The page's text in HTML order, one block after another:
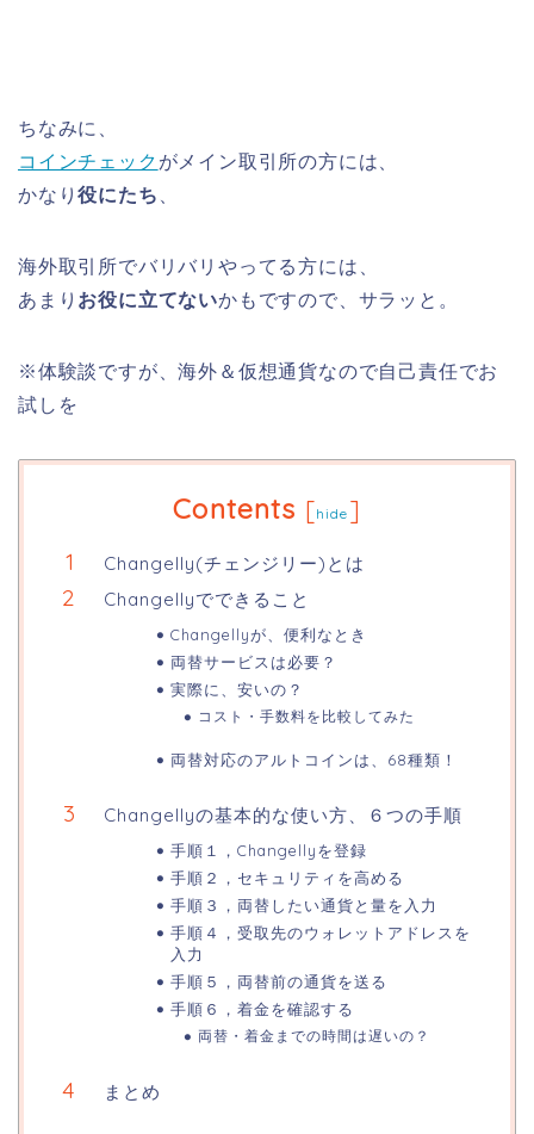
ちなみに、
コインチェック がメイン取引所の方には、
かなり役にたち
海外取引所でバリバリやってる方には、
あまり お役に立てないかもですので、サラッと。
※体験談ですが、海外＆仮想通貨なので自己責任でお
試しを
Contents [hide ]
Changelly(チェンジリー)とは
Changellyでできること
Changellyが、便利なとき
両替サービスは必要？
実際に、安いの？
コスト・手数料を比較してみた
両替対応のアルトコインは、68種類！
Changellyの基本的な使い方、６つの手順
手順１，Changellyを登録
手順２，セキュリティを高める
手順３，両替したい通貨と量を入力
手順４，受取先のウォレットアドレスを
入力
手順５，両替前の通貨を送る
手順６，着金を確認する
両替・着金までの時間は遅いの？
まとめ